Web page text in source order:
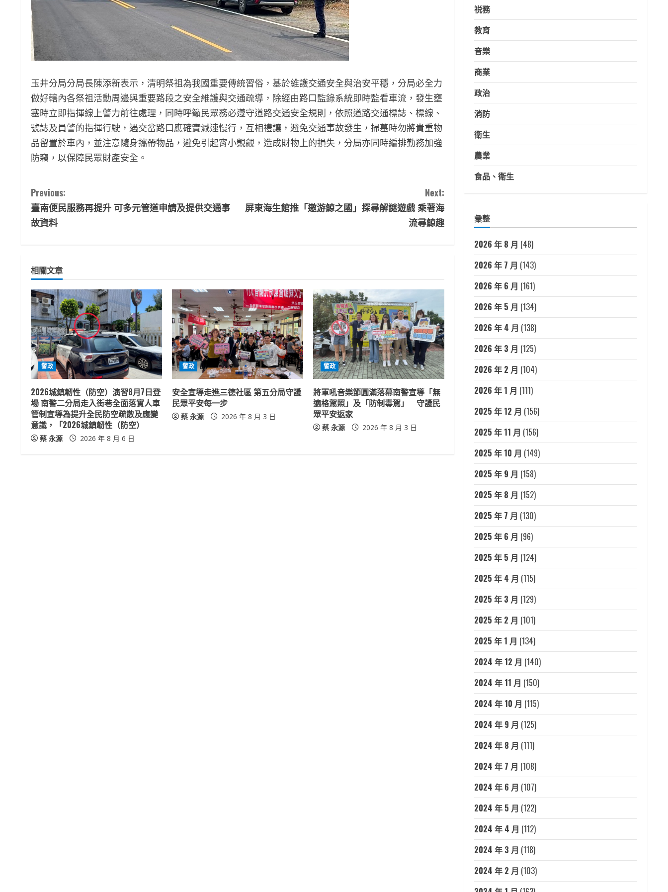
玉井分局分局長陳添新表示，清明祭祖為我國重要傳統習俗，基於維護交通安全與治安平穩，分局必全力
做好轄內各祭祖活動周邊與重要路段之安全維護與交通疏導，除經由路口監錄系統即時監看車流，發生壅
塞時立即指揮線上警力前往處理，同時呼籲民眾務必遵守道路交通安全規則，依照道路交通標誌、標線、
號誌及員警的指揮行駛，遇交岔路口應確實減速慢行，互相禮讓，避免交通事故發生，掃墓時勿將貴重物
品留置於車內，並注意隨身攜帶物品，避免引起宵小覬覦，造成財物上的損失，分局亦同時編排勤務加強
防竊，以保障民眾財產安全。
C
o
i
n
u
e
R
e
a
d
i
Previous:
臺南便民服務再提升 可多元管道申請及提供交通事
故資料
Next:
屏東海生館推「遨游鯨之國」探尋解謎遊戲 乘著海
流尋鯨趣
相關文章
警政
2026城鎮韌性（防空）演習8月7日登
場 南警二分局走入街巷全面落實人車
管制宣導為提升全民防空疏散及應變
意識，「2026城鎮韌性（防空）
蔡 永源 2026 年 8 月 6 日
警政
安全宣導走進三德社區 第五分局守護
民眾平安每一步
蔡 永源 2026 年 8 月 3 日
警政
將軍吼音樂節圓滿落幕南警宣導「無
適格駕照」及「防制毒駕」 守護民
眾平安返家
蔡 永源 2026 年 8 月 3 日
祱務
教育
音樂
商業
政治
消防
衛生
農業
食品、衛生
彙整
2026 年 8 月 (48)
2026 年 7 月 (143)
2026 年 6 月 (161)
2026 年 5 月 (134)
2026 年 4 月 (138)
2026 年 3 月 (125)
2026 年 2 月 (104)
2026 年 1 月 (111)
2025 年 12 月 (156)
2025 年 11 月 (156)
2025 年 10 月 (149)
2025 年 9 月 (158)
2025 年 8 月 (152)
2025 年 7 月 (130)
2025 年 6 月 (96)
2025 年 5 月 (124)
2025 年 4 月 (115)
2025 年 3 月 (129)
2025 年 2 月 (101)
2025 年 1 月 (134)
2024 年 12 月 (140)
2024 年 11 月 (150)
2024 年 10 月 (115)
2024 年 9 月 (125)
2024 年 8 月 (111)
2024 年 7 月 (108)
2024 年 6 月 (107)
2024 年 5 月 (122)
2024 年 4 月 (112)
2024 年 3 月 (118)
2024 年 2 月 (103)